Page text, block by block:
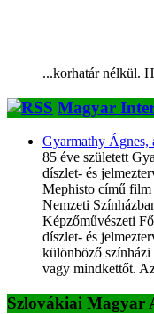
...korhatár nélkül.
Magyar
Gyarmathy Ágnes,
85 éve született
díszlet- és
Mephisto című film
Nemzeti
Képzőművészeti
díszlet- és
különböző színházi
vagy mindkettőt.
Szlovákiai Magyar